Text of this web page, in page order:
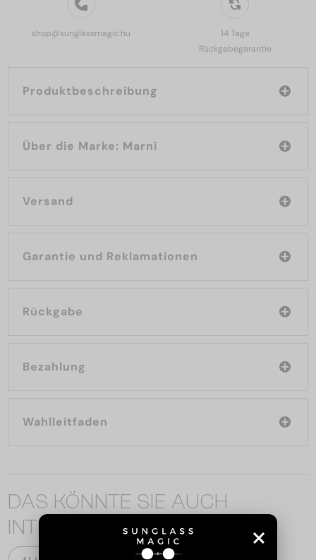
shop@sunglassmagic.hu
14 Tage
Rückgabegarantie
Produktbeschreibung
Über die Marke: Marni
Versand
Garantie und Reklamationen
Rückgabe
Bezahlung
Wahlleitfaden
DAS KÖNNTE SIE AUCH
INTERESSIEREN